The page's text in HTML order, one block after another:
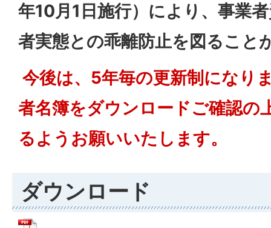
年10月1日施行）により、事業
者実態との乖離防止を図ること
今後は、5年毎の更新制になり
者名簿をダウンロードご確認の
るようお願いいたします。
ダウンロード